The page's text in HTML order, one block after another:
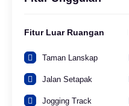
Fitur Luar Ruangan
Taman Lanskap
Jalan Setapak
Jogging Track